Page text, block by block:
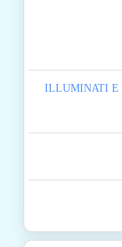
ILLUMINATI E